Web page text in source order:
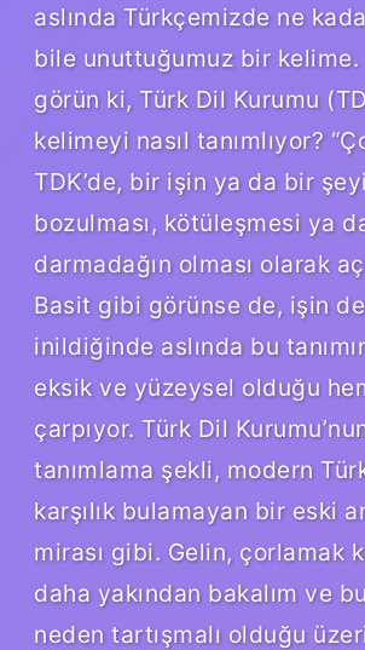
aslında Türkçemizde ne
bile unuttuğumuz bir
görün ki, Türk Dil Kurumu
kelimeyi nasıl tanımlıyor?
TDK’de, bir işin ya da bir
bozulması, kötüleşmesi ya
darmadağın olması olarak
Basit gibi görünse de, işin
inildiğinde aslında bu
eksik ve yüzeysel olduğu
çarpıyor. Türk Dil
tanımlama şekli, modern
karşılık bulamayan bir eski
mirası gibi. Gelin, çorlamak
daha yakından bakalım ve
neden tartışmalı olduğu